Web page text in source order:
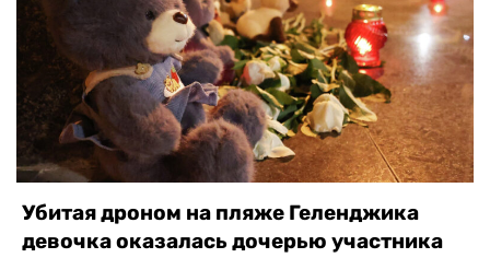
Убитая дроном на пляже Геленджика
девочка оказалась дочерью участника